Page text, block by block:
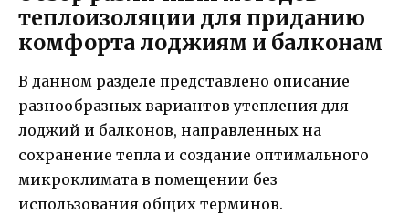
теплоизоляции для приданию
комфорта лоджиям и балконам
В данном разделе представлено описание
разнообразных вариантов утепления для
лоджий и балконов, направленных на
сохранение тепла и создание оптимального
микроклимата в помещении без
использования общих терминов.